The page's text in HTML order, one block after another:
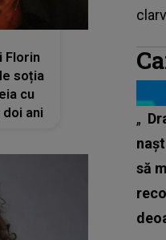
„
să
Florin
soția
cu
ani